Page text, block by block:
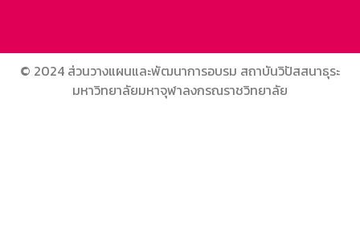
© 2024 ส่วนวางแผนและพัฒนาการอบรม สถาบันวิปัสสนาธุระ
มหาวิทยาลัยมหาจุฬาลงกรณราชวิทยาลัย